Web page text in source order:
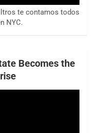
te contamos todos
NYC.
Becomes the